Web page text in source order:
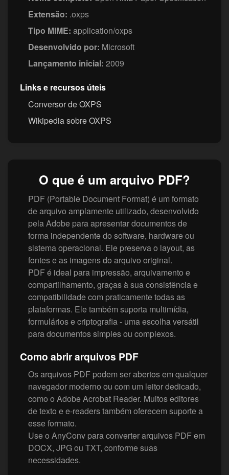
Extensão: .oxps
Tipo MIME: application/oxps
Desenvolvido por: Microsoft
Lançamento inicial: 2009
Links e recursos úteis
Conversor de OXPS
Wikipedia sobre OXPS
O que é um arquivo PDF?
PDF (Portable Document Format) é um formato
de arquivo amplamente utilizado, desenvolvido
pela Adobe para apresentar documentos de
forma independente do software, hardware ou
sistema operacional. Ele preserva o layout, as
fontes e as imagens do arquivo original.
PDF é ideal para impressão, arquivamento e
compartilhamento, graças à sua consistência e
compatibilidade com praticamente todas as
plataformas. Ele também suporta multimídia,
formulários e criptografia - uma escolha versátil
para documentos simples ou complexos.
Como abrir arquivos PDF
Os arquivos PDF podem ser abertos em qualquer
navegador moderno ou com um leitor dedicado,
como o Adobe Acrobat Reader. Muitos editores
de texto e e-readers também oferecem suporte a
esse formato.
Use o AnyConv para converter arquivos PDF em
DOCX, JPG ou TXT, conforme suas
necessidades.